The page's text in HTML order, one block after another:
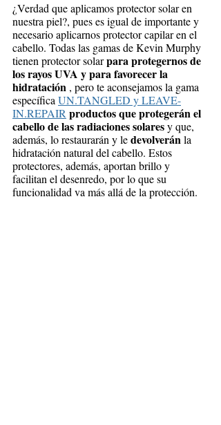
¿Verdad que aplicamos protector solar en
nuestra piel?, pues es igual de importante y
necesario aplicarnos protector capilar en el
cabello. Todas las gamas de Kevin Murphy
tienen protector solar para protegernos de
los rayos UVA y para favorecer la
hidratación , pero te aconsejamos la gama
específica UN.TANGLED y LEAVE-
IN.REPAIRproductos que protegerán el
cabello de las radiaciones solares y que,
además, lo restaurarán y le devolverán la
hidratación natural del cabello. Estos
protectores, además, aportan brillo y
facilitan el desenredo, por lo que su
funcionalidad va más allá de la protección.